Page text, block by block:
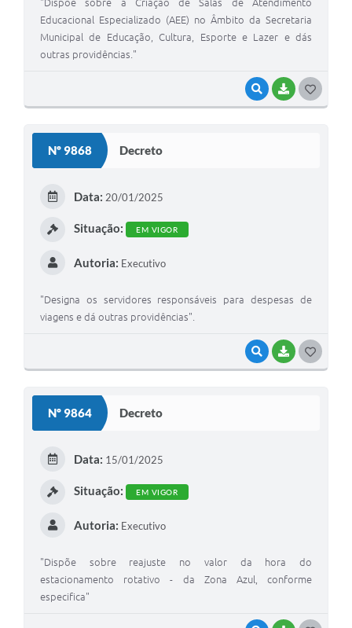
VISUALIZAR
BAIXAR
Educacional Especializado (AEE) no Âmbito da Secretaria
Municipal de Educação, Cultura, Esporte e Lazer e dás
outras providências."
Nº 9868 Decreto
VISUALIZAR
BAIXAR
Data: 20/01/2025
Situação: EM VIGOR
Autoria: Executivo
"Designa os servidores responsáveis para despesas de
viagens e dá outras providências".
Nº 9864 Decreto
Data: 15/01/2025
Situação: EM VIGOR
Autoria: Executivo
"Dispõe sobre reajuste no valor da hora do
estacionamento rotativo - da Zona Azul, conforme
especifica"